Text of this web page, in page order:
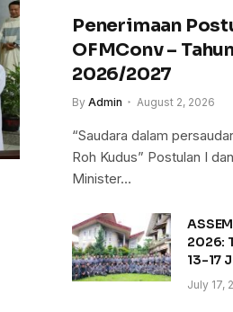
Penerimaan
OFMConv –
2026/2027
By Admin August 2, 2026
“Saudara dalam
Roh Kudus” Postulan I
Minister…
2026:
13-17
July 17,